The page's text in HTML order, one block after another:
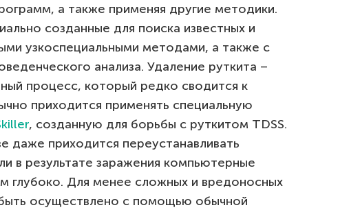
а также применяя другие методики.
созданные для поиска известных и
узкоспециальными методами, а также с
анализа. Удаление руткита –
процесс, который редко сводится к
приходится применять специальную
, созданную для борьбы с руткитом TDSS.
даже приходится переустанавливать
в результате заражения компьютерные
глубоко. Для менее сложных и вредоносных
осуществлено с помощью обычной